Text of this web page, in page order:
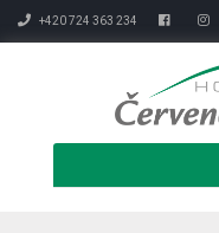
+420 724 363 234